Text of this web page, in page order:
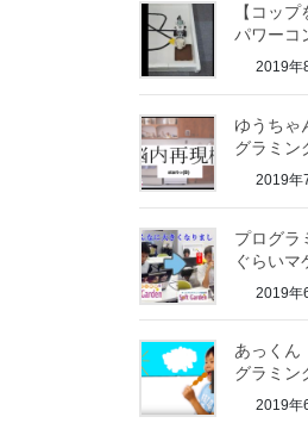
【コッ
パワーコ
2019年
ゆうちゃ
グラミ
2019年
プログ
ぐらいマ
2019年
あっくん
グラミ
2019年